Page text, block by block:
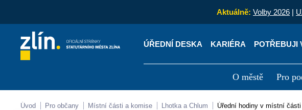
Aktuálně: Volby 2026 |
ÚŘEDNÍ DESKA KARIÉRA POTŘEBUJI
O městě Pro
Kontakty Úřední deska
Úvod Pro občany Místní části a komise Lhotka a Chlum Úřední hodiny v místní